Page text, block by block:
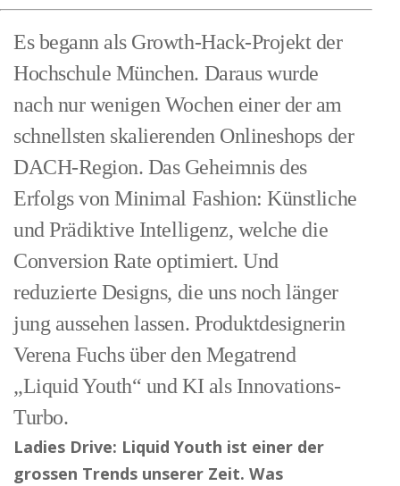
Es begann als Growth-Hack-Projekt der
Hochschule München. Daraus wurde
nach nur wenigen Wochen einer der am
schnellsten skalierenden Onlineshops der
DACH-Region. Das Geheimnis des
Erfolgs von Minimal Fashion: Künstliche
und Prädiktive Intelligenz, welche die
Conversion Rate optimiert. Und
reduzierte Designs, die uns noch länger
jung aussehen lassen. Produktdesignerin
Verena Fuchs über den Megatrend
„Liquid Youth“ und KI als Innovations-
Turbo.
Ladies Drive: Liquid Youth ist einer der
grossen Trends unserer Zeit. Was